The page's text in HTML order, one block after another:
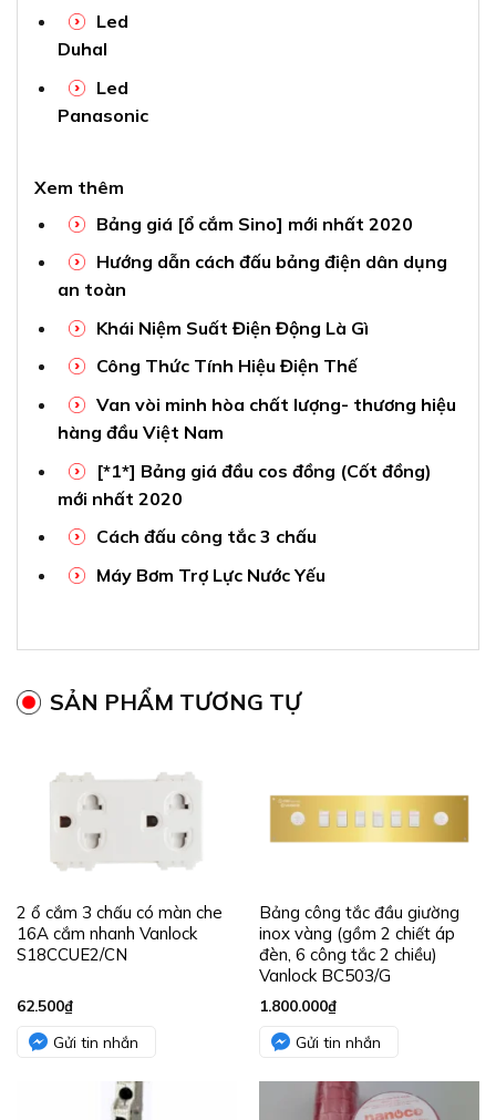
Led
Duhal
Led
Panasonic
Xem thêm
Bảng giá [ổ cắm Sino] mới nhất 2020
Hướng dẫn cách đấu bảng điện dân dụng
an toàn
Khái Niệm Suất Điện Động Là Gì
Công Thức Tính Hiệu Điện Thế
Van vòi minh hòa chất lượng- thương hiệu
hàng đầu Việt Nam
[*1*] Bảng giá đầu cos đồng (Cốt đồng)
mới nhất 2020
Cách đấu công tắc 3 chấu
Máy Bơm Trợ Lực Nước Yếu
SẢN PHẨM TƯƠNG TỰ
2 ổ cắm 3 chấu có màn che
16A cắm nhanh Vanlock
S18CCUE2/CN
62.500₫
Gửi tin nhắn
Bảng công tắc đầu giường
inox vàng (gồm 2 chiết áp
đèn, 6 công tắc 2 chiều)
Vanlock BC503/G
1.800.000₫
Gửi tin nhắn